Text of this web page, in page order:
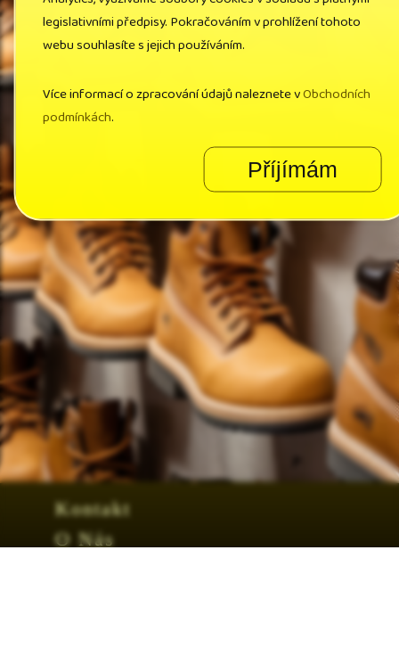
legislativními předpisy. Pokračováním v prohlížení tohoto
webu souhlasíte s jejich používáním.
Více informací o zpracování údajů naleznete vObchodních
podmínkách.
Příjímám
Kontakt
O Nás